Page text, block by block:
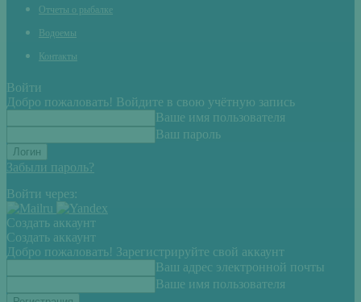
Отчеты о рыбалке
Водоемы
Контакты
Войти
Добро пожаловать! Войдите в свою учётную запись
Ваше имя пользователя
Ваш пароль
Забыли пароль?
Войти через:
Создать аккаунт
Создать аккаунт
Добро пожаловать! Зарегистрируйте свой аккаунт
Ваш адрес электронной почты
Ваше имя пользователя